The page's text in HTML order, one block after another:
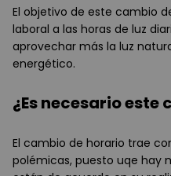
El objetivo de este cambio
laboral a las horas de luz
aprovechar más la luz
energético.
¿Es necesario
El cambio de horario trae
polémicas, puesto uqe hay